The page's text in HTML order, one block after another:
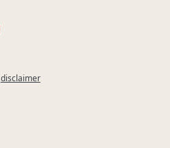
disclaimer